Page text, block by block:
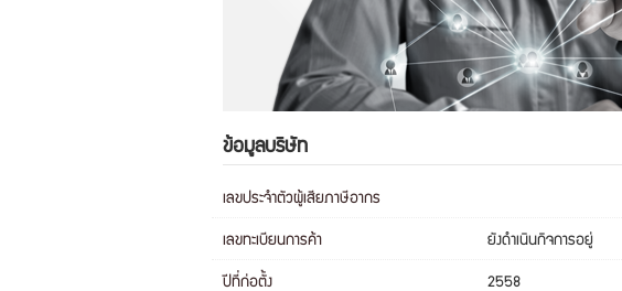
ข้อมูลบริษัท
เลขประจำตัวผู้เสียภาษีอากร
เลขทะเบียนการค้า ยังดำเนินกิจการอยู่
ปีที่ก่อตั้ง 2558